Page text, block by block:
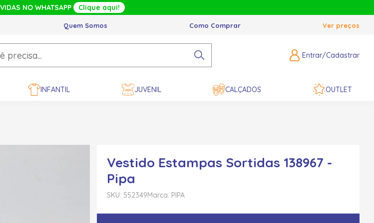
NO WHATSAPP Clique aqui!
Quem Somos Como Comprar Ver preços
Entrar/Cadastrar
INFANTIL JUVENIL CALÇADOS OUTLET
Vestido Estampas Sortidas 138967 -
Pipa
SKU: 552349Marca: PIPA